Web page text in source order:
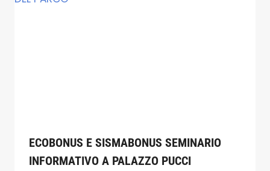
ECOBONUS E SISMABONUS SEMINARIO
INFORMATIVO A PALAZZO PUCCI